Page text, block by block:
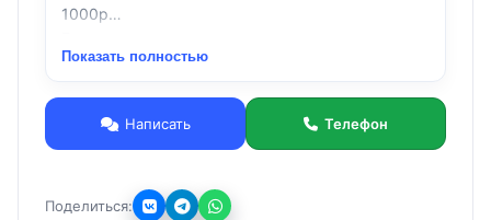
1000р
В лс или по номеру 89278188736
Показать полностью
Написать Телефон
Поделиться: